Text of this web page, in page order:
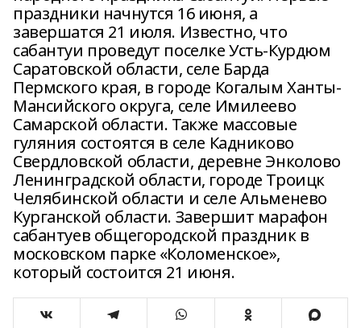
праздники начнутся 16 июня, а
завершатся 21 июля. Известно, что
сабантуи проведут поселке Усть-Курдюм
Саратовской области, селе Барда
Пермского края, в городе Когалым Ханты-
Мансийского округа, селе Имилеево
Самарской области. Также массовые
гуляния состоятся в селе Кадниково
Свердловской области, деревне Энколово
Ленинградской области, городе Троицк
Челябинской области и селе Альменево
Курганской области. Завершит марафон
сабантуев общегородской праздник в
московском парке «Коломенское»,
который состоится 21 июня.